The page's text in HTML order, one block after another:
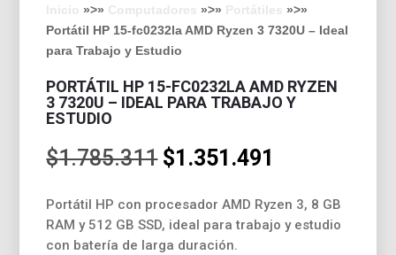
»>» »>»
»>»
Portátil HP 15-fc0232la AMD Ryzen 3 7320U – Ideal
para Trabajo y Estudio
PORTÁTIL HP 15-FC0232LA AMD RYZEN
3 7320U – IDEAL PARA TRABAJO Y
ESTUDIO
$1.785.311 El
original
era:
$1.785.311.
$1.351.491
actual
es:
$1.351.491.
Portátil HP con procesador AMD Ryzen 3, 8 GB
RAM y 512 GB SSD, ideal para trabajo y estudio
con batería de larga duración.